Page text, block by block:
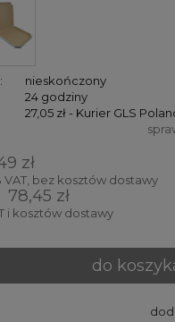
nieskończony
24 godziny
27,05 zł - Kurier GLS
zawiera ewentualnych
zł
VAT, bez kosztów dostawy
78,45 zł
i kosztów dostawy
do